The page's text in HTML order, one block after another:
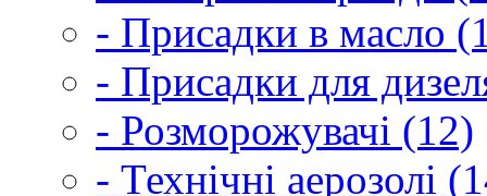
- Присадки в масло
- Присадки для
- Розморожувачі (12)
- Технічні аерозолі